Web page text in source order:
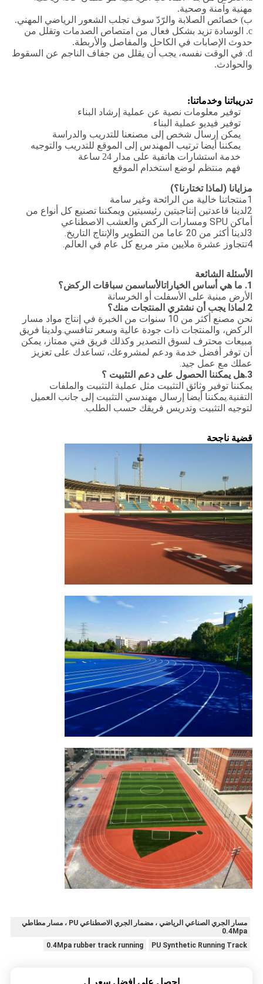
مهنية وآمنة وصحية.
ب) خصائص الصلابة والرّدّ سوف تجلب الشعور الرياضي المهني.
c. الوسادة تزيد بشكل فعال من امتصاص الصدمات وتقلل من
حدوث الإصابات في الكاحل والمفاصل والأربطة.
d. في الوقت نفسه، يجب أن يقلل من جفاف الناجم عن السقوط
والحوادث.
تدريباتنا وخدماتنا:
توفير معلومات نصية عن عملية إرشاد البناء
توفير فيديو عملية البناء
يمكن إرسال شخص إلى مصنعنا للتدريب والدراسة
يمكننا أيضا ترتيب المهندس إلى الموقع للتدريب والتوجيه
خدمة استشارات هاتفية على مدار 24 ساعة
فهم منتظم لوضع استخدام الموقع
مزايانا (لماذا تختارنا؟)
1منتجاتنا خالية من الرائحة وغير سامة
2لدينا قاعدتين إنتاجيتين رئيسيتين ويمكننا تصنيع كل أنواع من
أماكن SPU ومسارات الركض والعشب الاصطناعي
3لدينا أكثر من 20 عاما من التطوير والإنتاج التاريخ.
4تتجاوز عشرة ملايين متر مربع كل عام في العالم.
الأسئلة الشائعة
1. ما هي أساس الخياراتالأساسمن سباقات الركض؟
الأرض مبنية على الأسفلت أو الخرسانة
2
.لماذا يجب أن نشتري المنتجات منك؟
نحن مصنع أكثر من 10 سنوات من الخبرة في إنتاج مواد مسار
الركض، والمنتجات ذات جودة عالية وسعر تنافسي.ولدينا فريق
مبيعات محترف لسوق التصدير وكذلك فريق فني ممتاز، يمكن
أن توفر أفضل خدمة ودعم لمشروعك، تساعدك على تعزيز
عملك مع عمل جيد.
3. هل يمكننا الحصول على دعم التثبيت ؟
يمكننا توفير وثائق التثبيت مثل عملية التثبيت والملفات
التقنية.يمكننا أيضا إرسال مهندسي التثبيت إلى جانب العميل
لتوجيه التثبيت وتدريس فريقك حسب الطلب.
قضية ناجحة
مسار الجري الصناعي الرياضي ، مضمار الجري الاصطناعي PU ، مسار مطاطي
0.4Mpa
PU Synthetic Running Track
0.4Mpa rubber track running